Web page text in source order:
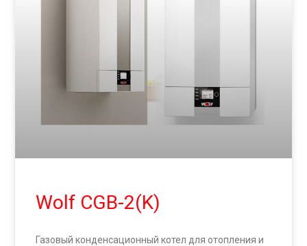
Wolf CGB-2(K)
Газовый конденсационный котел для отопления и